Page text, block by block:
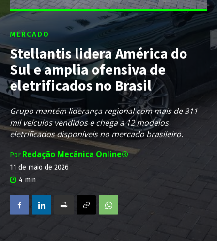
MERCADO
Stellantis lidera América do
Sul e amplia ofensiva de
eletrificados no Brasil
Grupo mantém liderança regional com mais de 311
mil veículos vendidos e chega a 12 modelos
eletrificados disponíveis no mercado brasileiro.
Por Redação Mecânica Online®
11 de maio de 2026
4 min